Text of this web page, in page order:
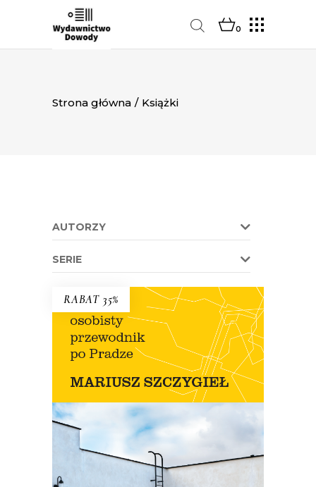
0
Strona główna / Książki
AUTORZY
SERIE
RABAT 35%
OSOBISTY PRZEWODNIK PO
PRADZE
Nowe wydanie przewodnika Szczygła!
Premiera 12 lipca
69.90zł 45.44zł